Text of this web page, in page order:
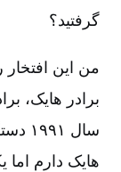
گرفتید؟
من این افتخار
برادر هایک،
سال
هایک دارم اما